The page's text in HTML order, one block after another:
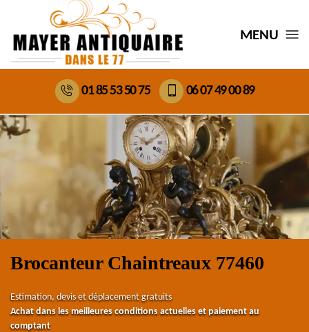
MENU
01 85 53 50 75 06 07 49 00 89
Brocanteur Chaintreaux 77460
Estimation, devis et déplacement gratuits
Achat dans les meilleures conditions actuelles et paiement au
comptant